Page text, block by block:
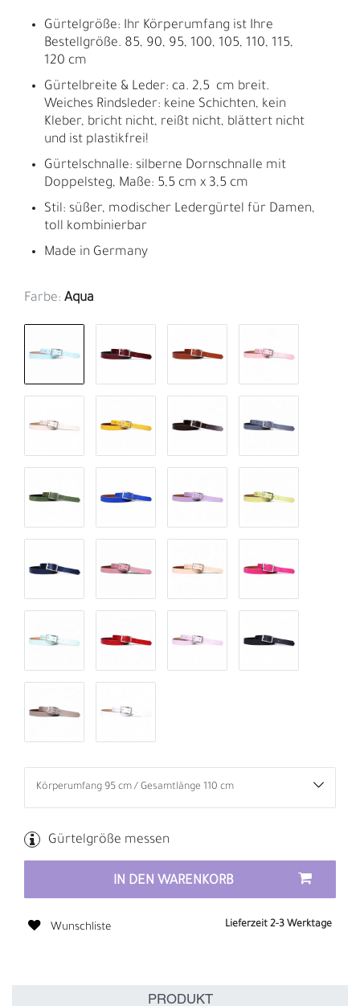
Gürtelgröße: Ihr Körperumfang ist Ihre
Bestellgröße. 85, 90, 95, 100, 105, 110, 115,
120 cm
Gürtelbreite & Leder: ca. 2,5 cm breit.
Weiches Rindsleder: keine Schichten, kein
Kleber, bricht nicht, reißt nicht, blättert nicht
und ist plastikfrei!
Gürtelschnalle: silberne Dornschnalle mit
Doppelsteg, Maße: 5,5 cm x 3,5 cm
Stil: süßer, modischer Ledergürtel für Damen,
toll kombinierbar
Made in Germany
Farbe: Aqua
Gürtelgröße messen
IN DEN WARENKORB
Wunschliste Lieferzeit 2-3 Werktage
PRODUKT